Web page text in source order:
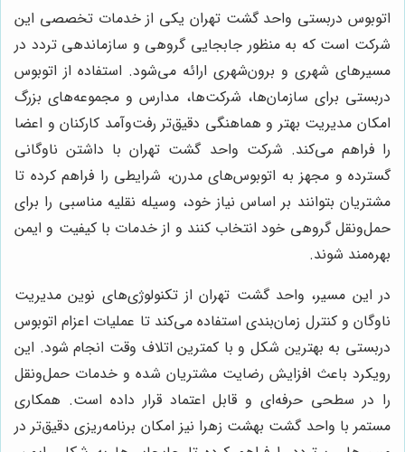
اتوبوس دربستی واحد گشت تهران یکی از خدمات تخصصی این
شرکت است که به منظور جابجایی گروهی و سازماندهی تردد در
مسیرهای شهری و برون‌شهری ارائه می‌شود. استفاده از اتوبوس
دربستی برای سازمان‌ها، شرکت‌ها، مدارس و مجموعه‌های بزرگ
امکان مدیریت بهتر و هماهنگی دقیق‌تر رفت‌وآمد کارکنان و اعضا
را فراهم می‌کند. شرکت واحد گشت تهران با داشتن ناوگانی
گسترده و مجهز به اتوبوس‌های مدرن، شرایطی را فراهم کرده تا
مشتریان بتوانند بر اساس نیاز خود، وسیله نقلیه مناسبی را برای
حمل‌ونقل گروهی خود انتخاب کنند و از خدمات با کیفیت و ایمن
بهره‌مند شوند.
در این مسیر، واحد گشت تهران از تکنولوژی‌های نوین مدیریت
ناوگان و کنترل زمان‌بندی استفاده می‌کند تا عملیات اعزام اتوبوس
دربستی به بهترین شکل و با کمترین اتلاف وقت انجام شود. این
رویکرد باعث افزایش رضایت مشتریان شده و خدمات حمل‌ونقل
را در سطحی حرفه‌ای و قابل اعتماد قرار داده است. همکاری
مستمر با واحد گشت بهشت زهرا نیز امکان برنامه‌ریزی دقیق‌تر در